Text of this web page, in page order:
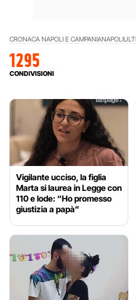
CRONACA NAPOLI E CAMPANIANAPOLI
1295
CONDIVISIONI
Vigilante ucciso, la figlia
Marta si laurea in Legge con
110 e lode: “Ho promesso
giustizia a papà”